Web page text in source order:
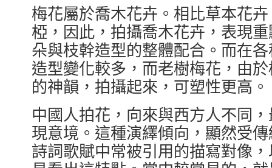
梅花屬於喬木花卉。相比草本花
椏，因此，拍攝喬木花卉，表現
朵與枝幹造型的整體配合。而在
造型變化較多，而老樹梅花，由
的神韻，拍攝起來，可塑性更高。
中國人拍花，向來與西方人不同
現意境。這種演繹傾向，顯然受
詩詞歌賦中常被引用的描寫對像